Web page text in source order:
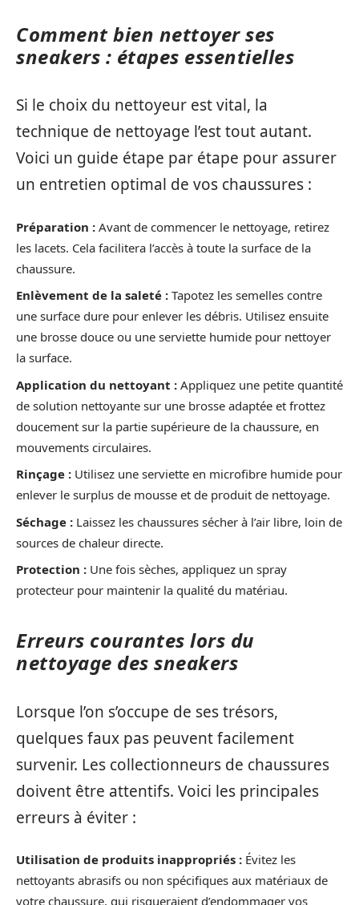
Comment bien nettoyer ses
sneakers : étapes essentielles
Si le choix du nettoyeur est vital, la
technique de nettoyage l’est tout autant.
Voici un guide étape par étape pour assurer
un entretien optimal de vos chaussures :
Préparation : Avant de commencer le nettoyage, retirez
les lacets. Cela facilitera l’accès à toute la surface de la
chaussure.
Enlèvement de la saleté : Tapotez les semelles contre
une surface dure pour enlever les débris. Utilisez ensuite
une brosse douce ou une serviette humide pour nettoyer
la surface.
Application du nettoyant : Appliquez une petite quantité
de solution nettoyante sur une brosse adaptée et frottez
doucement sur la partie supérieure de la chaussure, en
mouvements circulaires.
Rinçage : Utilisez une serviette en microfibre humide pour
enlever le surplus de mousse et de produit de nettoyage.
Séchage : Laissez les chaussures sécher à l’air libre, loin de
sources de chaleur directe.
Protection : Une fois sèches, appliquez un spray
protecteur pour maintenir la qualité du matériau.
Erreurs courantes lors du
nettoyage des sneakers
Lorsque l’on s’occupe de ses trésors,
quelques faux pas peuvent facilement
survenir. Les collectionneurs de chaussures
doivent être attentifs. Voici les principales
erreurs à éviter :
Utilisation de produits inappropriés : Évitez les
nettoyants abrasifs ou non spécifiques aux matériaux de
votre chaussure, qui risqueraient d’endommager vos